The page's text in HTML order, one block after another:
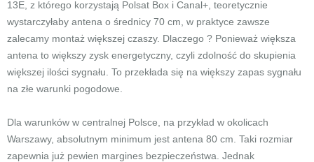
13E, z którego korzystają Polsat Box i Canal+, teoretycznie
wystarczyłaby antena o średnicy 70 cm, w praktyce zawsze
zalecamy montaż większej czaszy. Dlaczego ? Ponieważ większa
antena to większy zysk energetyczny, czyli zdolność do skupienia
większej ilości sygnału. To przekłada się na większy zapas sygnału
na złe warunki pogodowe.
Dla warunków w centralnej Polsce, na przykład w okolicach
Warszawy, absolutnym minimum jest antena 80 cm. Taki rozmiar
zapewnia już pewien margines bezpieczeństwa. Jednak